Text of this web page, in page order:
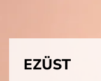
EZÜST